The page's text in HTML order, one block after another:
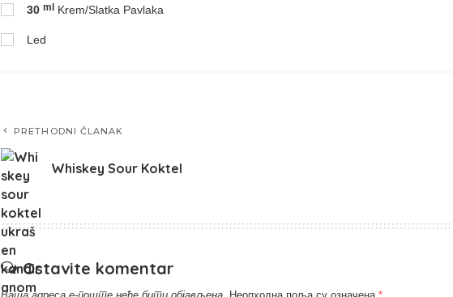
30 ml Krem/Slatka Pavlaka
Led
PRETHODNI ČLANAK
Whiskey Sour Koktel
Ostavite komentar